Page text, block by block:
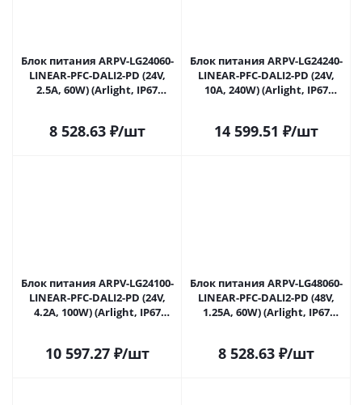
Блок питания ARPV-LG24060-
LINEAR-PFC-DALI2-PD (24V,
2.5A, 60W) (Arlight, IP67
8 528.63₽/шт
Блок питания ARPV-LG24240-
LINEAR-PFC-DALI2-PD (24V,
10A, 240W) (Arlight, IP67
14 599.51 ₽/шт
Блок питания ARPV-LG24100-
LINEAR-PFC-DALI2-PD (24V,
4.2A, 100W) (Arlight, IP67
10 597.27₽/шт
Блок питания ARPV-LG48060-
LINEAR-PFC-DALI2-PD (48V,
1.25A, 60W) (Arlight, IP67
8 528.63₽/шт